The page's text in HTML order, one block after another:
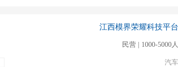
江西模界荣耀科技平台
民营 | 1000-5000人
汽车